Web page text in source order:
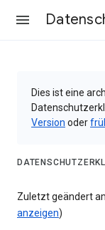
Dies ist eine
Version oder
Zuletzt geändert
anzeigen)